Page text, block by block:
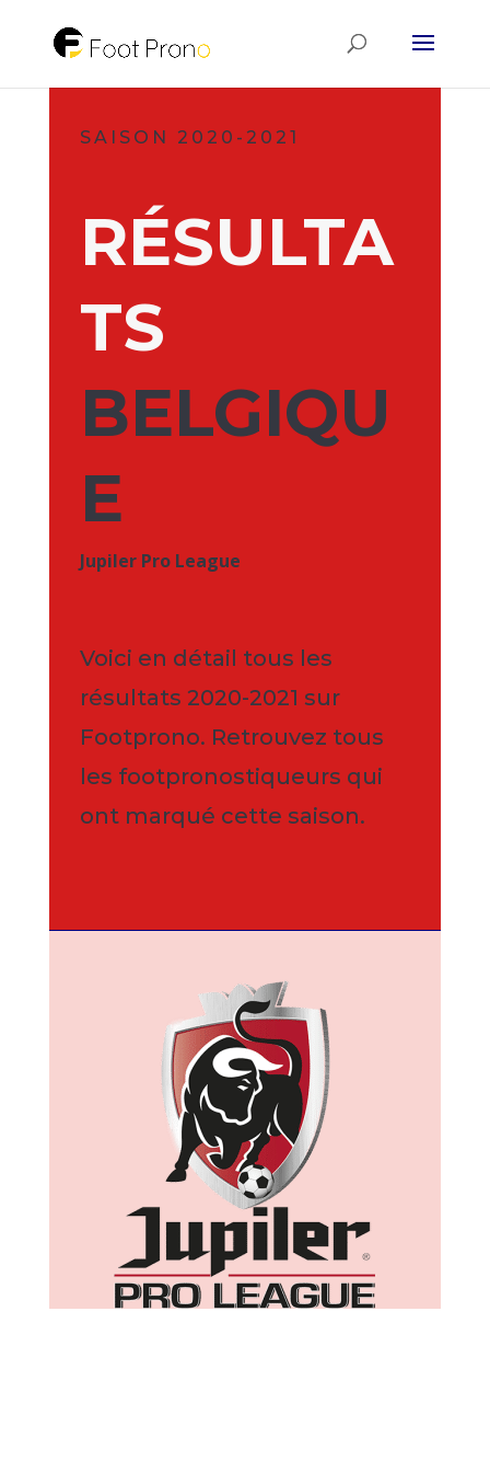
SAISON 2020-2021
RÉSULTA
TS
BELGIQU
E
Jupiler Pro League
Voici en détail tous les
résultats 2020-2021 sur
Footprono. Retrouvez tous
les footpronostiqueurs qui
ont marqué cette saison.